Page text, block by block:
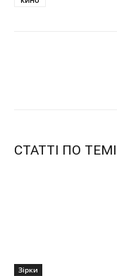
СТАТТІ ПО ТЕМІ
Зірки